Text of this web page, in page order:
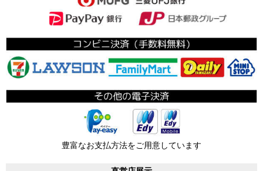
豊富なお支払方法をご用意しています